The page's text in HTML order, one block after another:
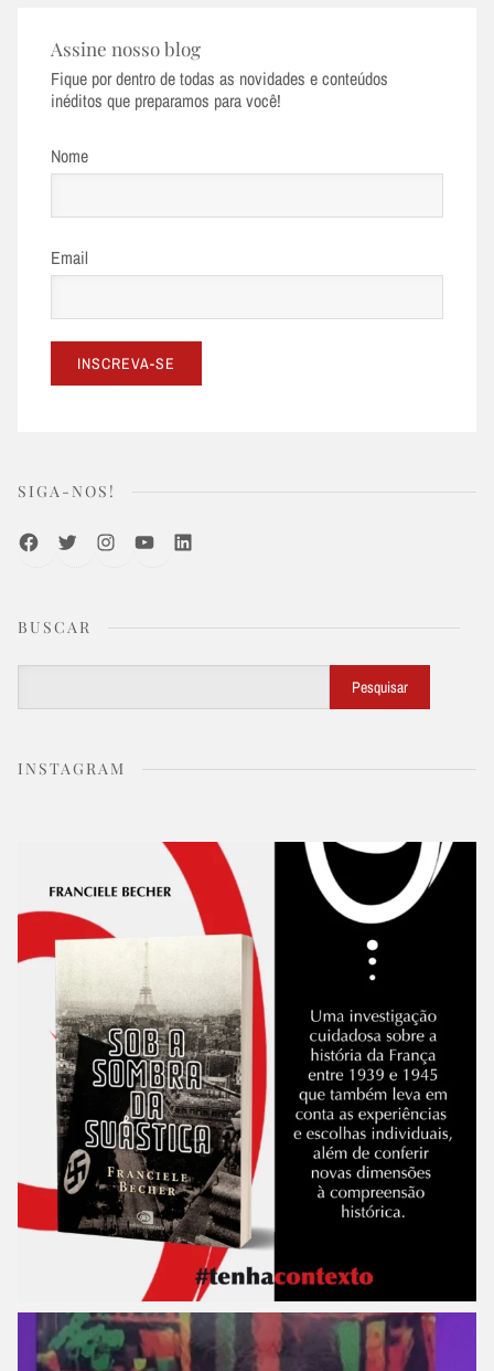
Assine nosso blog
Fique por dentro de todas as novidades e conteúdos
inéditos que preparamos para você!
Nome
Email
SIGA-NOS!
FacebookTwitterInstagramYoutubeLinkedIn
BUSCAR
Pesquisar
INSTAGRAM